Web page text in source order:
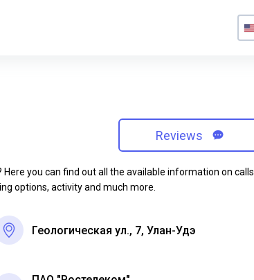
Reviews
you can find out all the available information on calls
options, activity and much more.
Геологическая ул., 7, Улан-Удэ